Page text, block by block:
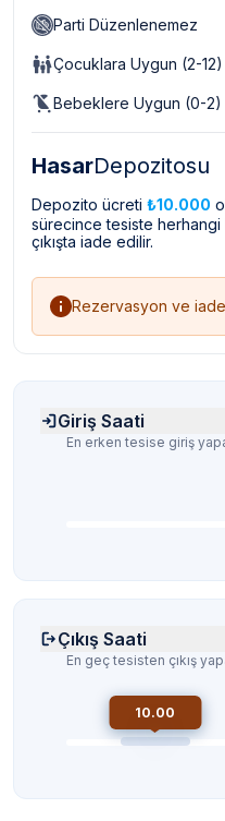
Parti Düzenlenemez
Çocuklara Uygun (2-12)
Bebeklere Uygun (0-2)
HasarDepozitosu
Depozito ücreti ₺10.000
sürecince tesiste herhangi
çıkışta iade edilir.
Rezervasyon ve iade
Giriş Saati
En erken tesise giriş
Çıkış Saati
En geç tesisten çıkış
10.00